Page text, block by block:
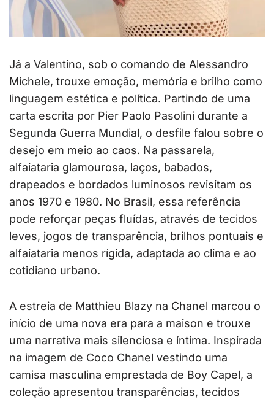
Já a Valentino, sob o comando de Alessandro
Michele, trouxe emoção, memória e brilho como
linguagem estética e política. Partindo de uma
carta escrita por Pier Paolo Pasolini durante a
Segunda Guerra Mundial, o desfile falou sobre o
desejo em meio ao caos. Na passarela,
alfaiataria glamourosa, laços, babados,
drapeados e bordados luminosos revisitam os
anos 1970 e 1980. No Brasil, essa referência
pode reforçar peças fluídas, através de tecidos
leves, jogos de transparência, brilhos pontuais e
alfaiataria menos rígida, adaptada ao clima e ao
cotidiano urbano.
A estreia de Matthieu Blazy na Chanel marcou o
início de uma nova era para a maison e trouxe
uma narrativa mais silenciosa e íntima. Inspirada
na imagem de Coco Chanel vestindo uma
camisa masculina emprestada de Boy Capel, a
coleção apresentou transparências, tecidos